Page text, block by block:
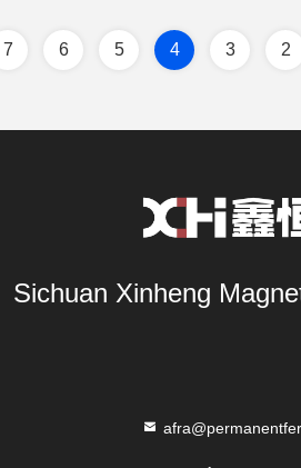
2
3
4
5
6
7
Sichuan Xinheng